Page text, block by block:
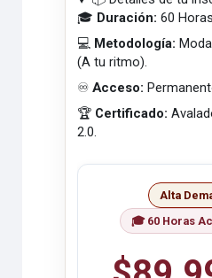
🎓 Duración: 60
💻 Metodología:
(A tu ritmo).
♾️Acceso:
🏆 Certificado:
2.0.
Alta
🎓 60 Horas